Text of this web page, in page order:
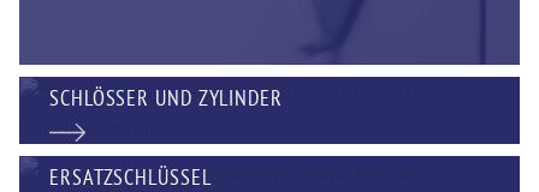
SCHLÖSSER UND ZYLINDER
ERSATZSCHLÜSSEL